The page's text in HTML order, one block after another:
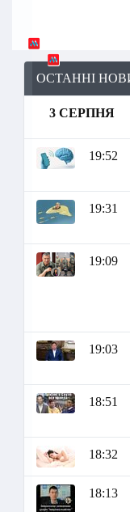
ОСТАННІ
3 СЕРПНЯ
19:52
19:31
19:09
19:03
18:51
18:32
18:13